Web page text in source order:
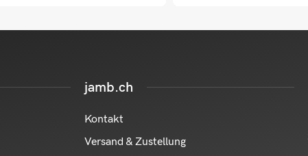
jamb.ch
Kontakt
Versand & Zustellung